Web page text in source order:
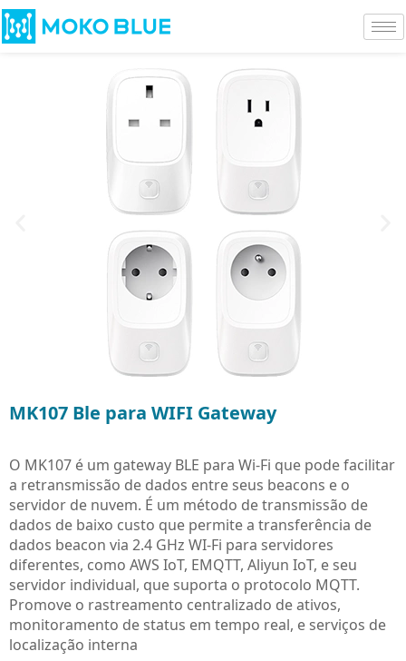
MK107 Ble para WIFI Gateway
O MK107 é um gateway BLE para Wi-Fi que pode facilitar
a retransmissão de dados entre seus beacons e o
servidor de nuvem. É um método de transmissão de
dados de baixo custo que permite a transferência de
dados beacon via 2.4 GHz WI-Fi para servidores
diferentes, como AWS IoT, EMQTT, Aliyun IoT, e seu
servidor individual, que suporta o protocolo MQTT.
Promove o rastreamento centralizado de ativos,
monitoramento de status em tempo real, e serviços de
localização interna